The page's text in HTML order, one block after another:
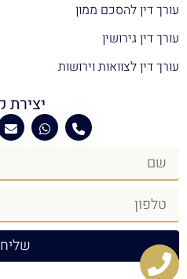
עורך דין להסכם ממון
עורך דין גירושין
עורך דין לצוואות וירושות
יצירת